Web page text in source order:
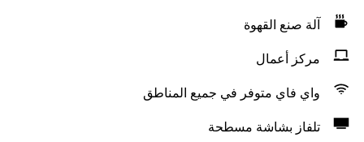
آلة صنع القهوة
مركز أعمال
واي فاي متوفر في جميع المناطق
تلفاز بشاشة مسطحة